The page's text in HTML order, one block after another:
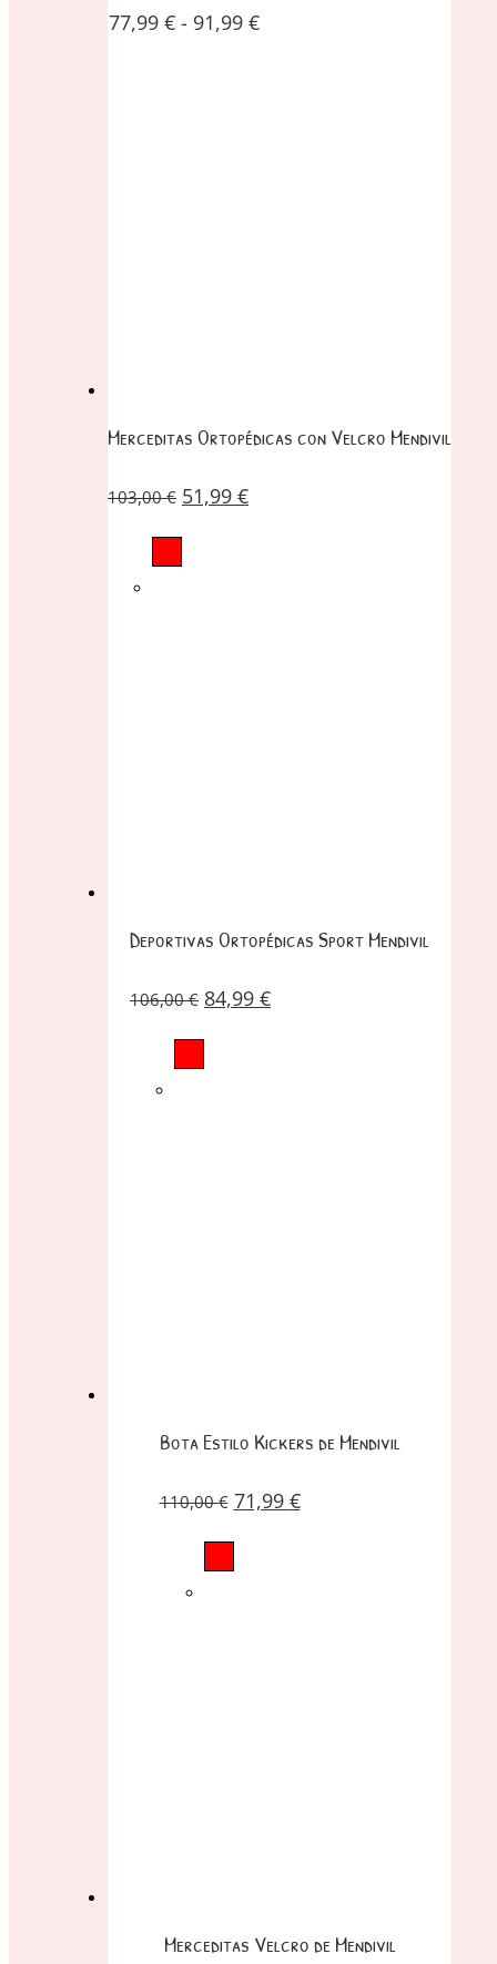
77,99 € - 91,99 €
Merceditas Ortopédicas con Velcro Mendivil
103,00€ 51,99 €
Deportivas Ortopédicas Sport Mendivil
106,00€ 84,99 €
Bota Estilo Kickers de Mendivil
110,00€ 71,99 €
Merceditas Velcro de Mendivil